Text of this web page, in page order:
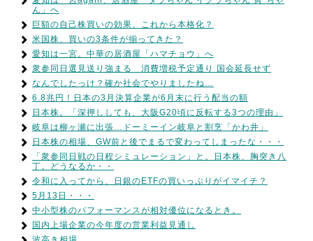
ん」へ
巨額の自己株買いの効果、これから本格化？
米国株、買いの3条件が揃ってきた？
愛知は一宮。中華の居酒屋「ハマチョウ」へ
衆参同日選見送り強まる 消費増税予定通り 国会延長せず
なんでしたっけ？確か社会でやりましたね…
6.8兆円！日本の3月決算企業が6月末に行う配当の額
日本株。「深押ししても、大阪G20頃に反転する3つの理由」
岐阜は柳ヶ瀬に出張…ドーミーイン岐阜と割烹「かわ井」
日本株の相場、GW前と後でまるで変わってしまったな・・・
「衆参同日戦の日程シミュレーション」と。日本株、胸突き八
丁。どうなるか・・
令和に入ってから、日銀のETFの買いっぷりがイマイチ？
5月13日・・・
中小型株のパフォーマンスが相対優位になるとき。
国内上場企業の今年度の営業利益見通し